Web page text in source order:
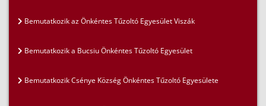
Bemutatkozik az Önkéntes Tűzoltó Egyesület Viszák
Bemutatkozik a Bucsiu Önkéntes Tűzoltó Egyesület
Bemutatkozik Csénye Község Önkéntes Tűzoltó Egyesülete